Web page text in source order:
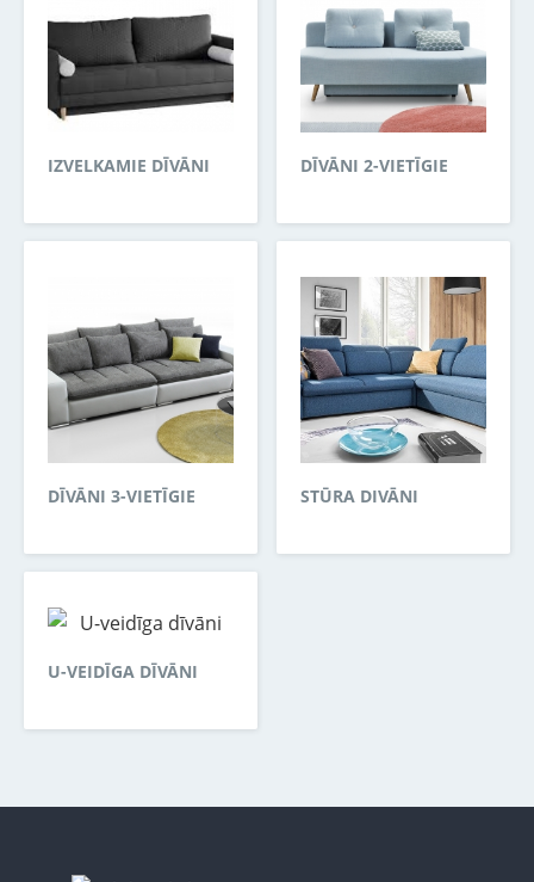
IZVELKAMIE DĪVĀNI DĪVĀNI 2-VIETĪGIE
DĪVĀNI 3-VIETĪGIE STŪRA DIVĀNI
U-VEIDĪGA DĪVĀNI